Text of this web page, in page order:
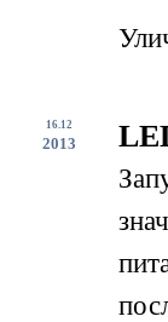
16.12
2013